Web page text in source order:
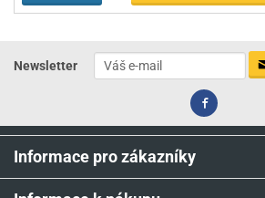
Newsletter
Informace pro zákazníky